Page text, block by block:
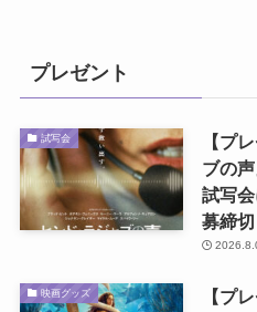
プレゼント
試写会
【プ
ブの
試写
募締切
映画グッズ
【プ